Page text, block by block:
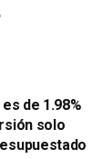
de 1.98%
solo